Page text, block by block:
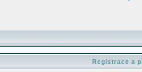
Registrace a